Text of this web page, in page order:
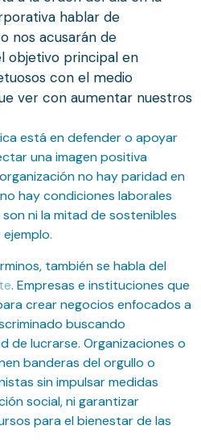
hablar de
nos acusarán de
objetivo principal en
con el medio
ver con aumentar nuestros
está en defender o apoyar
una imagen positiva
no hay paridad en
hay condiciones laborales
ni la mitad de sostenibles
también se habla del
. Empresas e instituciones que
crear negocios enfocados a
buscando
de lucrarse. Organizaciones o
banderas del orgullo o
sin impulsar medidas
social, ni garantizar
para el bienestar de las